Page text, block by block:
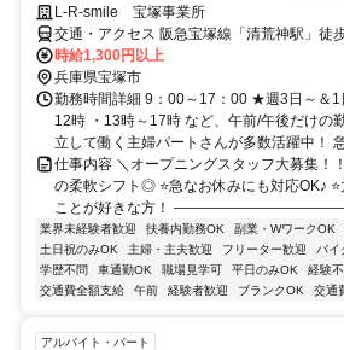
L-R-smile 宝塚事業所
交通・アクセス 阪急宝塚線「清荒神駅」徒
OK
時給1,300円以上
兵庫県宝塚市
勤務時間詳細 9：00～17：00 ★週3日～＆1
12時 ・13時～17時 など、午前/午後だけの
立して働く主婦パートさんが多数活躍中！
仕事内容 ＼オープニングスタッフ大募集！
の柔軟シフト◎ ⭐急なお休みにも対応OK♪
ことが好きな方！
業界未経験者歓迎 扶養内勤務OK 副業・WワークOK
土日祝のみOK
主婦・主夫歓迎 フリーター歓迎 バイ
学歴不問
車通勤OK 職場見学可 平日のみOK 経験
交通費全額支給
午前 経験者歓迎 ブランクOK 交通
アルバイト・パート